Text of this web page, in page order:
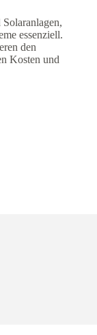
essenziell.
den
Kosten und